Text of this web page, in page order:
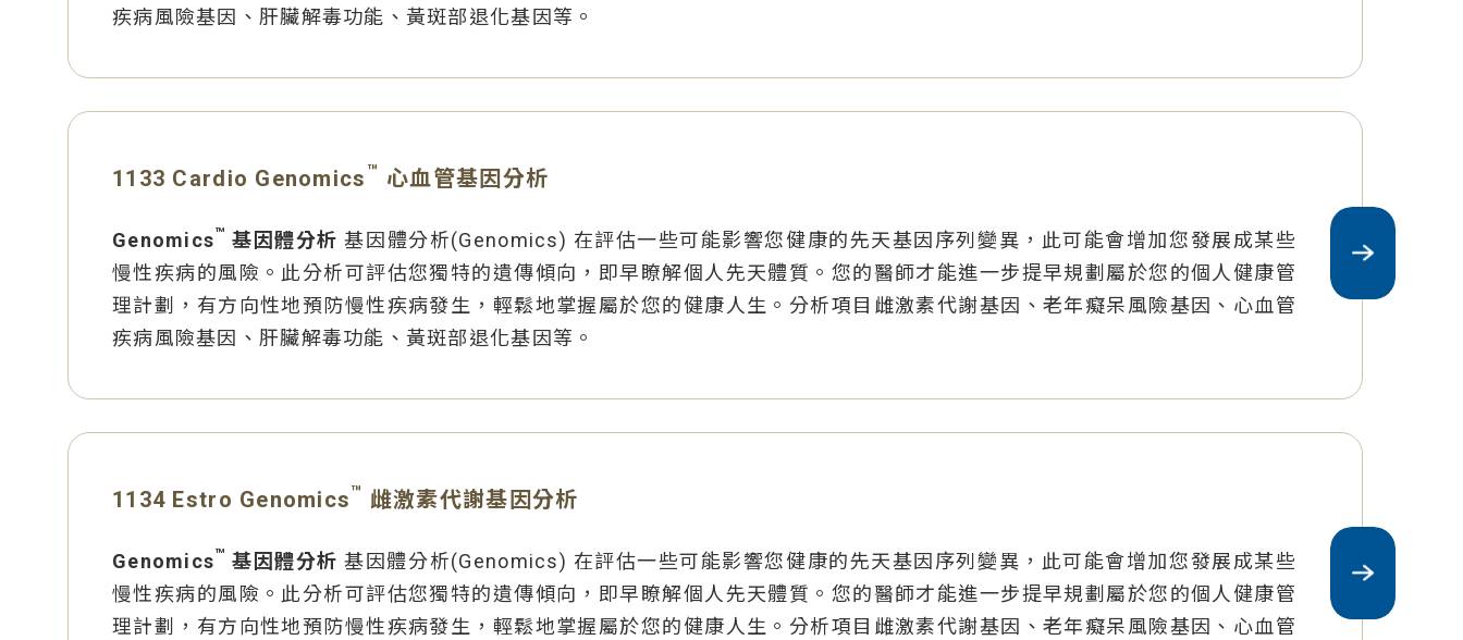
疾病風險基因、肝臟解毒功能、黃斑部退化基因等。
1133 Cardio Genomics ™ 心血管基因分析
Genomics™ 基因體分析基因體分析(Genomics) 在評估一些可能影響您健康的先天基因序列變異，此可能會增加您發展成某些
慢性疾病的風險。此分析可評估您獨特的遺傳傾向，即早瞭解個人先天體質。您的醫師才能進一步提早規劃屬於您的個人健康管
理計劃，有方向性地預防慢性疾病發生，輕鬆地掌握屬於您的健康人生。分析項目雌激素代謝基因、老年癡呆風險基因、心血管
疾病風險基因、肝臟解毒功能、黃斑部退化基因等。
1134 Estro Genomics™ 雌激素代謝基因分析
Genomics™ 基因體分析 基因體分析(Genomics) 在評估一些可能影響您健康的先天基因序列變異，此可能會增加您發展成某些
慢性疾病的風險。此分析可評估您獨特的遺傳傾向，即早瞭解個人先天體質。您的醫師才能進一步提早規劃屬於您的個人健康管
理計劃，有方向性地預防慢性疾病發生，輕鬆地掌握屬於您的健康人生。分析項目雌激素代謝基因、老年癡呆風險基因、心血管